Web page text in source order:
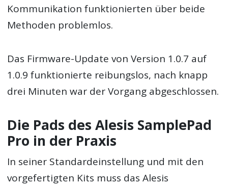
Kommunikation funktionierten über beide
Methoden problemlos.
Das Firmware-Update von Version 1.0.7 auf
1.0.9 funktionierte reibungslos, nach knapp
drei Minuten war der Vorgang abgeschlossen.
Die Pads des Alesis SamplePad
Pro in der Praxis
In seiner Standardeinstellung und mit den
vorgefertigten Kits muss das Alesis